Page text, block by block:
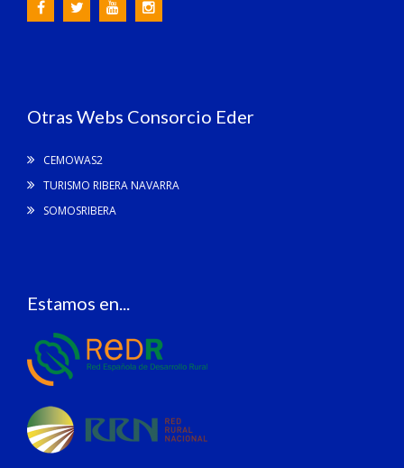
Otras Webs Consorcio Eder
CEMOWAS2
TURISMO RIBERA NAVARRA
SOMOSRIBERA
Estamos en...